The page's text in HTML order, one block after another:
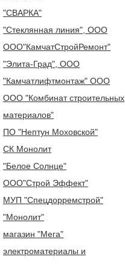
"СВАРКА"
"Стеклянная линия", ООО
ООО"КамчатСтройРемонт"
"Элита-Град", ООО
"Камчатлифтмонтаж" ООО
ООО "Комбинат строительных
материалов"
ПО "Нептун Моховской"
СК Монолит
"Белое Солнце"
ООО"Строй Эффект"
МУП "Спецдорремстрой"
"Монолит"
магазин "Мега"
электроматериалы и